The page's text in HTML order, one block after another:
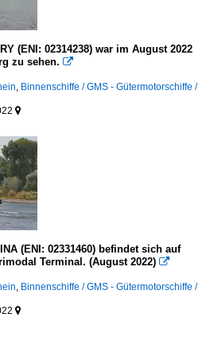
(ENI: 02314238) war im August 2022
zu sehen. 
, Binnenschiffe / GMS - Gütermotorschiffe /

(ENI: 02331460) befindet sich auf
Terminal. (August 2022) 
, Binnenschiffe / GMS - Gütermotorschiffe /
